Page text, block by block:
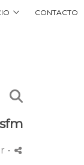
CONTACTO
-